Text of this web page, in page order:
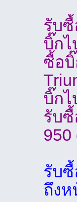
รับ
บิ๊ก
ซื้อ
บิ๊กไ
รับ
รับ
ถึง